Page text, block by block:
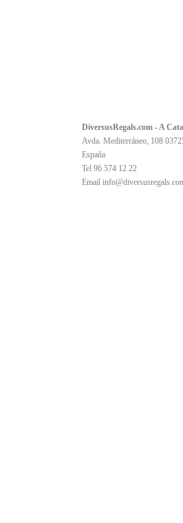
DiversusRegals.com - A
Avda. Mediterráneo, 108
España
Tel 96 574 12 22
Email